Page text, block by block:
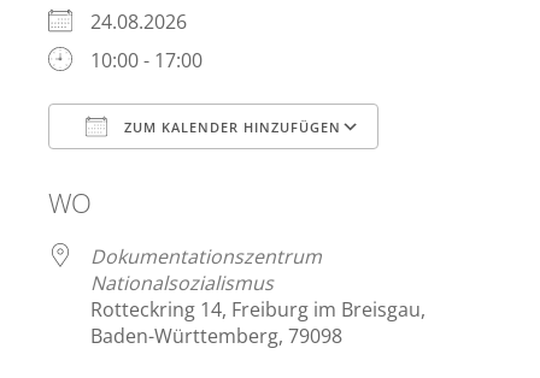
24.08.2026
10:00 - 17:00
ZUM KALENDER HINZUFÜGEN
WO
Dokumentationszentrum
Nationalsozialismus
Rotteckring 14, Freiburg im Breisgau,
Baden-Württemberg, 79098